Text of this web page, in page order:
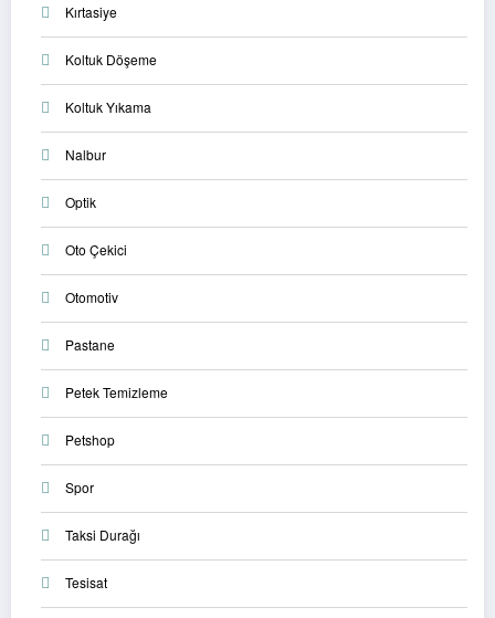
Kırtasiye
Koltuk Döşeme
Koltuk Yıkama
Nalbur
Optik
Oto Çekici
Otomotiv
Pastane
Petek Temizleme
Petshop
Spor
Taksi Durağı
Tesisat